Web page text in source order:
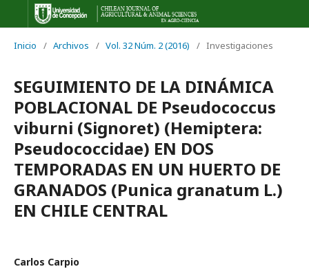
Inicio / Archivos / Vol. 32 Núm. 2 (2016) / Investigaciones
SEGUIMIENTO DE LA DINÁMICA
POBLACIONAL DE Pseudococcus
viburni (Signoret) (Hemiptera:
Pseudococcidae) EN DOS
TEMPORADAS EN UN HUERTO DE
GRANADOS (Punica granatum L.)
EN CHILE CENTRAL
Carlos Carpio